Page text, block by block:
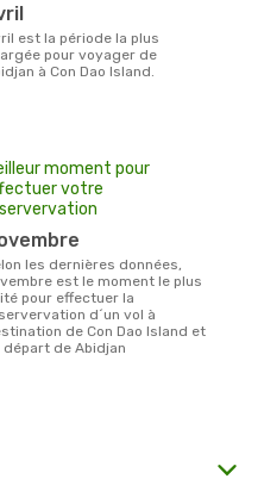
pour voyager de
à Con Dao Island.
moment pour
votre
est le moment le plus
pour effectuer la
d´un vol à
de Con Dao Island et
départ de Abidjan